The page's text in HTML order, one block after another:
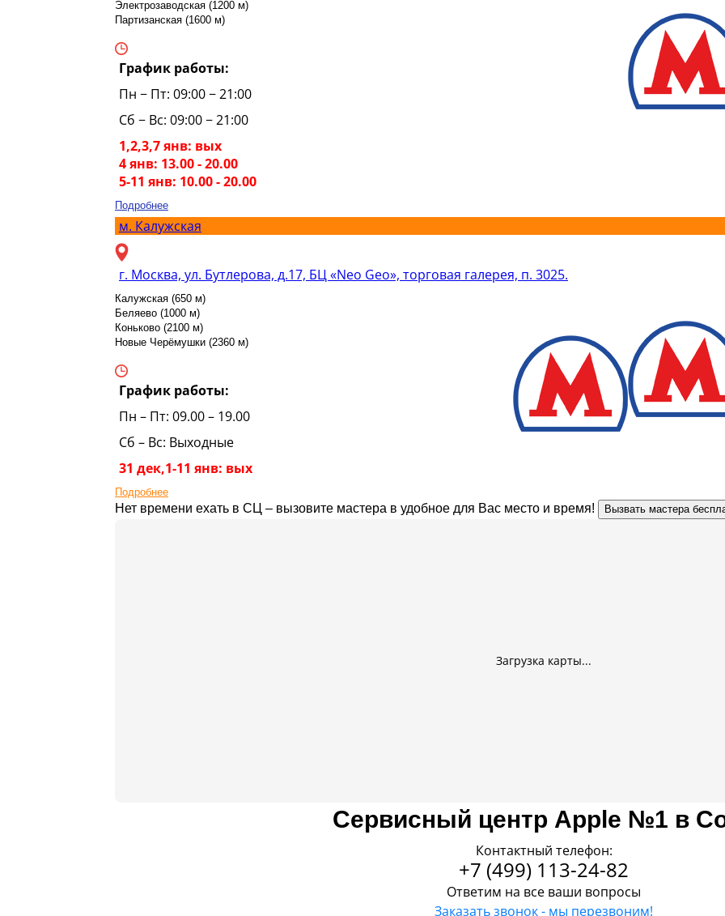
Электрозаводская (1200 м)
Партизанская (1600 м)
График работы:
Пн − Пт: 09:00 − 21:00
Сб − Вс: 09:00 − 21:00
1,2,3,7 янв: вых
4 янв: 13.00 - 20.00
5-11 янв: 10.00 - 20.00
Подробнее
м. Калужская
г. Москва, ул. Бутлерова, д.17, БЦ «Neo Geo», торговая галерея, п. 3025.
Калужская (650 м)
Беляево (1000 м)
Коньково (2100 м)
Новые Черёмушки (2360 м)
График работы:
Пн – Пт: 09.00 – 19.00
Сб – Вс: Выходные
31 дек,1-11 янв: вых
Подробнее
Нет времени ехать в СЦ – вызовите мастера в удобное для Вас место и время! Вызвать мастера
Загрузка карты...
Сервисный центр Apple №1 в
Контактный телефон:
+7 (499) 113-24-82
Ответим на все ваши вопросы
Заказать звонок - мы перезвоним!